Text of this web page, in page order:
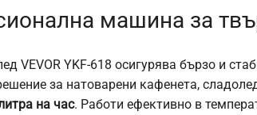
машина за
VEVOR YKF-618 осигурява бързо и
за натоварени кафенета,
на час. Работи ефективно в